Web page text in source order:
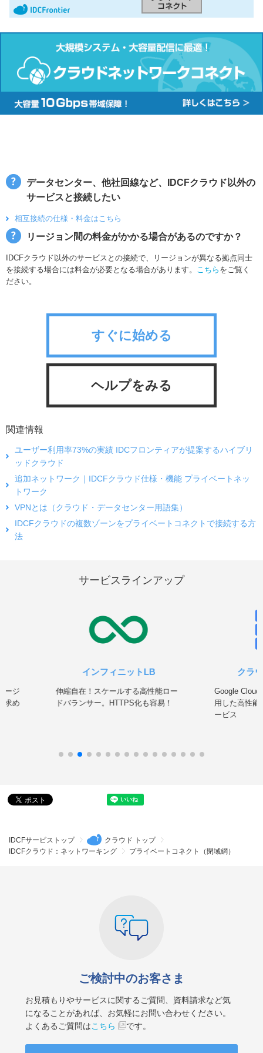
データセンター、他社回線など、IDCFクラウド以外の
サービスと接続したい
相互接続の仕様・料金はこちら
リージョン間の料金がかかる場合があるのですか？
IDCFクラウド以外のサービスとの接続で、リージョンが異なる拠点同士
を接続する場合には料金が必要となる場合があります。 こちら をご覧く
ださい。
すぐに始める
ヘルプをみる
関連情報
ユーザー利用率73%の実績 IDCフロンティアが提案するハイブリ
ッドクラウド
追加ネットワーク｜IDCFクラウド仕様・機能 プライベートネッ
トワーク
VPNとは（クラウド・データセンター用語集）
IDCFクラウドの複数ゾーンをプライベートコネクトで接続する方
法
サービスラインアップ
ージ
求め
インフィニットLB
伸縮自在！スケールする高性能ロー
ドバランサー。HTTPS化も容易！
クラ
Google
用した高性能
ービス
IDCFサービストップ
クラウド トップ
IDCFクラウド：ネットワーキング
プライベートコネクト（閉域網）
ご検討中のお客さま
お見積もりやサービスに関するご質問、資料請求など気
になることがあれば、お気軽にお問い合わせください。
よくあるご質問はこちら です。